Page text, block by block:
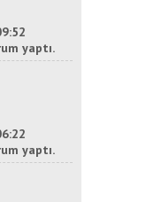
yaptı.
yaptı.